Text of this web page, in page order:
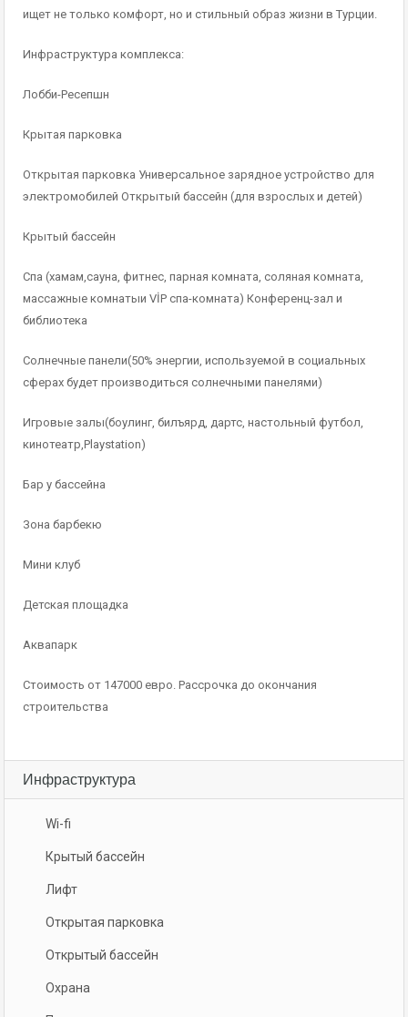
ищет не только комфорт, но и стильный образ жизни в Турции.
Инфраструктура комплекса:
Лобби-Ресепшн
Крытая парковка
Открытая парковка Универсальное зарядное устройство для
электромобилей Открытый бассейн (для взрослых и детей)
Крытый бассейн
Спа (хамам,сауна, фитнес, парная комната, соляная комната,
массажные комнатыи VİP спа-комната) Конференц-зал и
библиотека
Солнечные панели(50% энергии, используемой в социальных
сферах будет производиться солнечными панелями)
Игровые залы(боулинг, билъярд, дартс, настольный футбол,
кинотеатр,Playstation)
Бар у бассейна
Зона барбекю
Мини клуб
Детская площадка
Аквапарк
Стоимость от 147000 евро. Рассрочка до окончания
строительства
Инфраструктура
Wi-fi
Крытый бассейн
Лифт
Открытая парковка
Открытый бассейн
Охрана